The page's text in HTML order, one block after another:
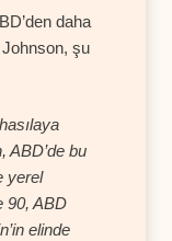
daha
şu
ABD’de bu
yerel
90, ABD
elinde